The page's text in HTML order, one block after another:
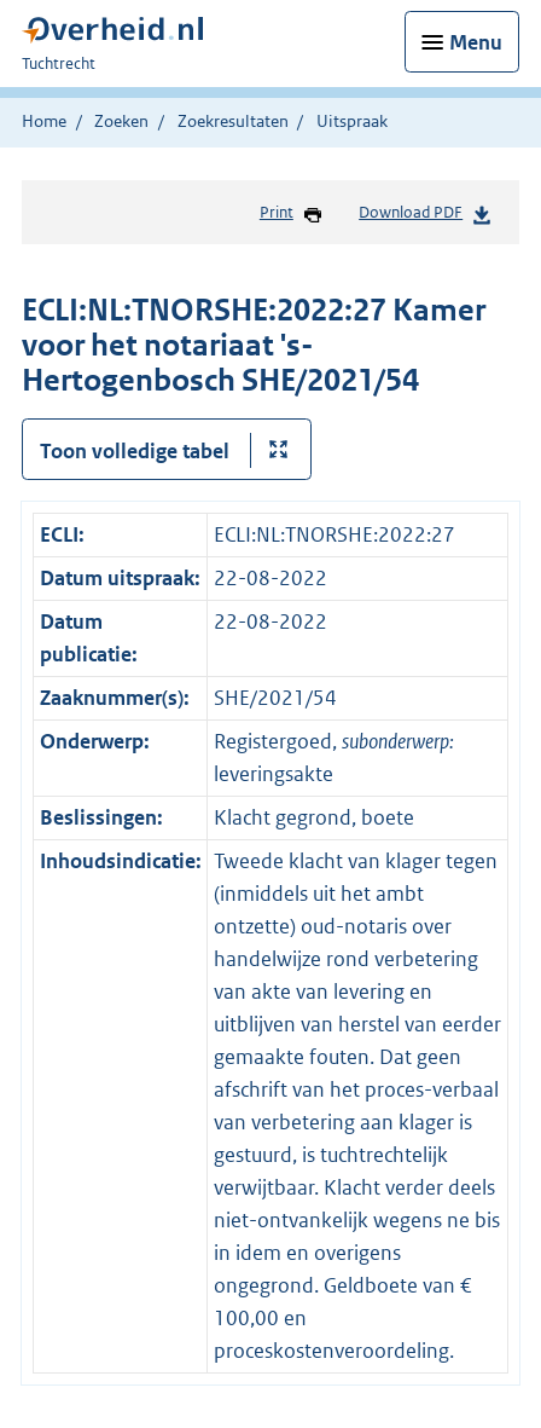
Menu
U
bent
hier:
Tuchtrecht
Home Zoeken Zoekresultaten Uitspraak
Print Download PDF
ECLI:NL:TNORSHE:2022:27 Kamer
voor het notariaat 's-
Hertogenbosch SHE/2021/54
Toon volledige tabel
ECLI:
ECLI:NL:TNORSHE:2022:27
Datum uitspraak: 22-08-2022
Datum
publicatie:
22-08-2022
Zaaknummer(s):
SHE/2021/54
Onderwerp:
Registergoed,subonderwerp:
leveringsakte
Beslissingen:
Klacht gegrond, boete
Inhoudsindicatie: Tweede klacht van klager tegen
(inmiddels uit het ambt
ontzette) oud-notaris over
handelwijze rond verbetering
van akte van levering en
uitblijven van herstel van eerder
gemaakte fouten. Dat geen
afschrift van het proces-verbaal
van verbetering aan klager is
gestuurd, is tuchtrechtelijk
verwijtbaar. Klacht verder deels
niet-ontvankelijk wegens ne bis
in idem en overigens
ongegrond. Geldboete van €
100,00 en
proceskostenveroordeling.